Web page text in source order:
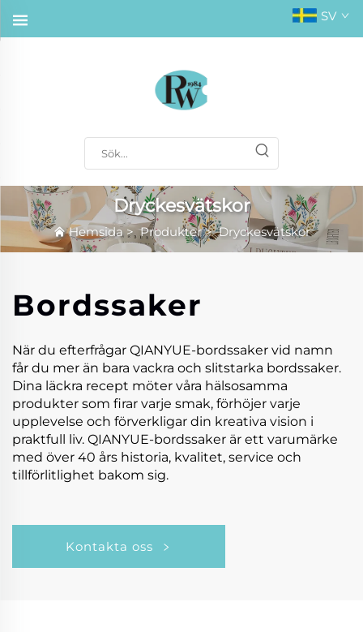
SV
Dryckesvätskor
Hemsida>Produkter>Dryckesvätskor
Bordssaker
När du efterfrågar QIANYUE-bordssaker vid namn
får du mer än bara vackra och slitstarka bordssaker.
Dina läckra recept möter våra hälsosamma
produkter som firar varje smak, förhöjer varje
upplevelse och förverkligar din kreativa vision i
praktfull liv. QIANYUE-bordssaker är ett varumärke
med över 40 års historia, kvalitet, service och
tillförlitlighet bakom sig.
Kontakta oss